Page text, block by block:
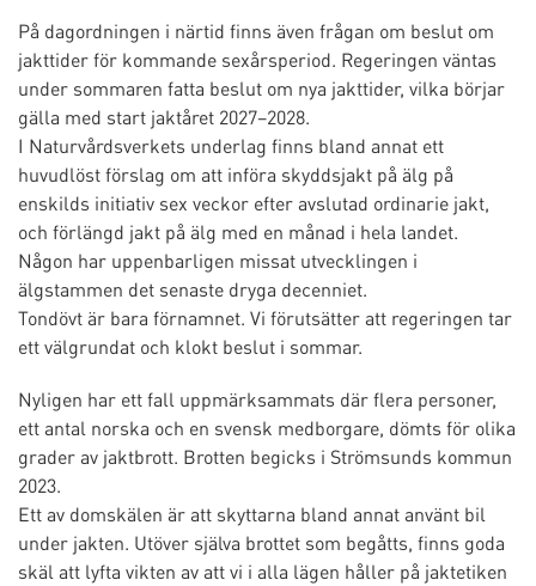
På dagordningen i närtid finns även frågan om beslut om
jakttider för kommande sexårsperiod. Regeringen väntas
under sommaren fatta beslut om nya jakttider, vilka börjar
gälla med start jaktåret 2027–2028.
I Naturvårdsverkets underlag finns bland annat ett
huvudlöst förslag om att införa skyddsjakt på älg på
enskilds initiativ sex veckor efter avslutad ordinarie jakt,
och förlängd jakt på älg med en månad i hela landet.
Någon har uppenbarligen missat utvecklingen i
älgstammen det senaste dryga decenniet.
Tondövt är bara förnamnet. Vi förutsätter att regeringen tar
ett välgrundat och klokt beslut i sommar.
Nyligen har ett fall uppmärksammats där flera personer,
ett antal norska och en svensk medborgare, dömts för olika
grader av jaktbrott. Brotten begicks i Strömsunds kommun
2023.
Ett av domskälen är att skyttarna bland annat använt bil
under jakten. Utöver själva brottet som begåtts, finns goda
skäl att lyfta vikten av att vi i alla lägen håller på jaktetiken